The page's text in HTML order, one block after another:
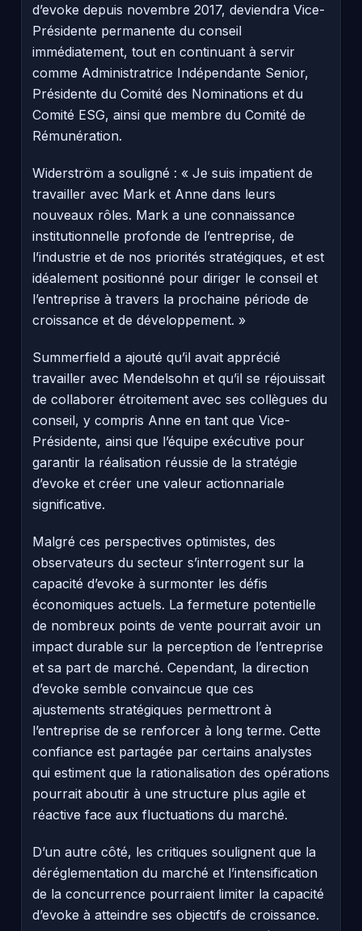
d’evoke depuis novembre 2017, deviendra Vice-
Présidente permanente du conseil
immédiatement, tout en continuant à servir
comme Administratrice Indépendante Senior,
Présidente du Comité des Nominations et du
Comité ESG, ainsi que membre du Comité de
Rémunération.
Widerström a souligné : « Je suis impatient de
travailler avec Mark et Anne dans leurs
nouveaux rôles. Mark a une connaissance
institutionnelle profonde de l’entreprise, de
l’industrie et de nos priorités stratégiques, et est
idéalement positionné pour diriger le conseil et
l’entreprise à travers la prochaine période de
croissance et de développement. »
Summerfield a ajouté qu’il avait apprécié
travailler avec Mendelsohn et qu’il se réjouissait
de collaborer étroitement avec ses collègues du
conseil, y compris Anne en tant que Vice-
Présidente, ainsi que l’équipe exécutive pour
garantir la réalisation réussie de la stratégie
d’evoke et créer une valeur actionnariale
significative.
Malgré ces perspectives optimistes, des
observateurs du secteur s’interrogent sur la
capacité d’evoke à surmonter les défis
économiques actuels. La fermeture potentielle
de nombreux points de vente pourrait avoir un
impact durable sur la perception de l’entreprise
et sa part de marché. Cependant, la direction
d’evoke semble convaincue que ces
ajustements stratégiques permettront à
l’entreprise de se renforcer à long terme. Cette
confiance est partagée par certains analystes
qui estiment que la rationalisation des opérations
pourrait aboutir à une structure plus agile et
réactive face aux fluctuations du marché.
D’un autre côté, les critiques soulignent que la
déréglementation du marché et l’intensification
de la concurrence pourraient limiter la capacité
d’evoke à atteindre ses objectifs de croissance.